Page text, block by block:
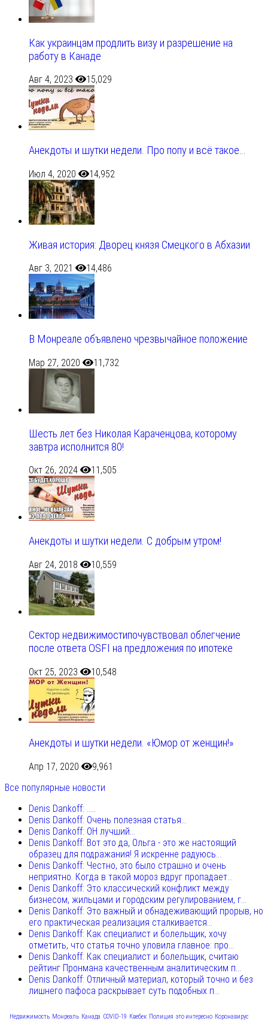
Как украинцам продлить визу и разрешение на
работу в Канаде
Авг 4, 2023 15,029
Анекдоты и шутки недели. Про попу и всё такое…
Июл 4, 2020 14,952
Живая история: Дворец князя Смецкого в Абхазии
Авг 3, 2021 14,486
В Монреале объявлено чрезвычайное положение
Мар 27, 2020 11,732
Шесть лет без Николая Караченцова, которому
завтра исполнится 80!
Окт 26, 2024 11,505
Анекдоты и шутки недели. С добрым утром!
Авг 24, 2018 10,559
Сектор недвижимостипочувствовал облегчение
после ответа OSFI на предложения по ипотеке
Окт 25, 2023 10,548
Анекдоты и шутки недели. «Юмор от женщин!»
Апр 17, 2020
9,961
Все популярные новости
Denis Dankoff: .....
Denis Dankoff: Очень полезная статья...
Denis Dankoff: ОН лучший...
Denis Dankoff: Вот это да, Ольга - это же настоящий
образец для подражания! Я искренне радуюсь...
Denis Dankoff: Честно, это было страшно и очень
неприятно. Когда в такой мороз вдруг пропадает...
Denis Dankoff: Это классический конфликт между
бизнесом, жильцами и городским регулированием, г...
Denis Dankoff: Это важный и обнадеживающий прорыв, но
его практическая реализация сталкивается...
Denis Dankoff: Как специалист и болельщик, хочу
отметить, что статья точно уловила главное: про...
Denis Dankoff: Как специалист и болельщик, считаю
рейтинг Пронмана качественным аналитическим п...
Denis Dankoff: Отличный материал, который точно и без
лишнего пафоса раскрывает суть подобных п...
Недвижимость Монреаль Канада COVID-19 Квебек Полиция это интересно Коронавирус